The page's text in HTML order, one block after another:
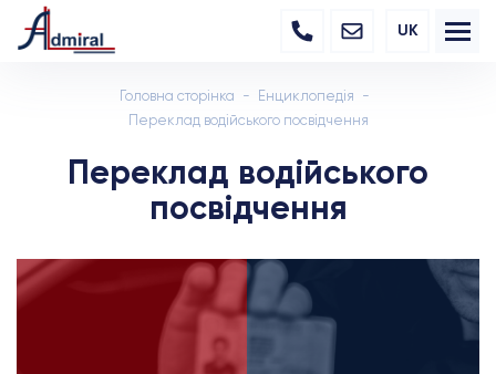
UK
Головна сторінка
Енциклопедія
Переклад водійського посвідчення
Переклад водійського
посвідчення